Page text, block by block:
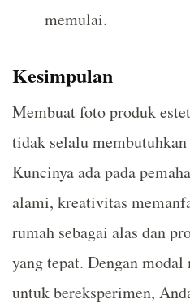
memulai.
Kesimpulan
Membuat foto produk
tidak selalu membutuhkan
Kuncinya ada pada
alami, kreativitas
rumah sebagai alas dan
yang tepat. Dengan
untuk bereksperimen,